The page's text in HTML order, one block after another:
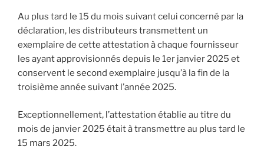
Au plus tard le 15 du mois suivant celui concerné par la
déclaration, les distributeurs transmettent un
exemplaire de cette attestation à chaque fournisseur
les ayant approvisionnés depuis le 1er janvier 2025 et
conservent le second exemplaire jusqu’à la fin de la
troisième année suivant l’année 2025.
Exceptionnellement, l’attestation établie au titre du
mois de janvier 2025 était à transmettre au plus tard le
15 mars 2025.